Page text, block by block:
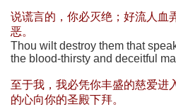
说谎言的，你必灭绝；好流人血
恶。
Thou wilt destroy them that
the blood-thirsty and deceitful
至于我，我必凭你丰盛的慈爱进
的心向你的圣殿下拜。